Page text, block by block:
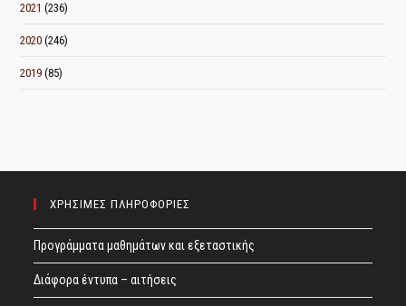
2021 (236)
2020 (246)
2019 (85)
ΧΡΗΣΙΜΕΣ ΠΛΗΡΟΦΟΡΙΕΣ
Προγράμματα μαθημάτων και εξεταστικής
Διάφορα έντυπα – αιτήσεις